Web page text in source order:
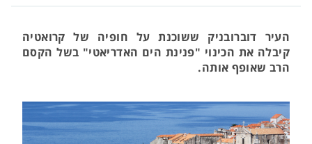
העיר דוברובניק ששוכנת על חופיה של קרואטיה
קיבלה את הכינוי "פנינת הים האדריאטי" בשל הקסם
הרב שאופף אותה.